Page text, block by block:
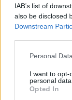
IAB’s list of
also be disclosed
Downstream
Please note that
not limited to
grant or deny
use your data for
Personal
I want to opt-
personal data.
Opted In
tanításban,
felfedezésben,
- Hogy alakult
Vidovszky
kilencvenes
tantárgy